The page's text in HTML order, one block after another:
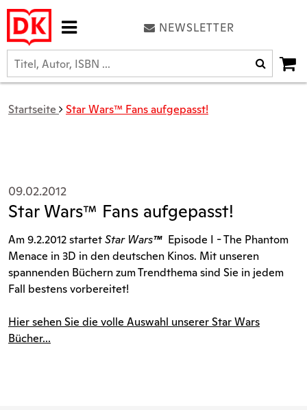
NEWSLETTER
Startseite Star Wars™ Fans aufgepasst!
09.02.2012
Star Wars™ Fans aufgepasst!
Am 9.2.2012 startetStar Wars™ Episode I - The Phantom
Menace in 3D in den deutschen Kinos. Mit unseren
spannenden Büchern zum Trendthema sind Sie in jedem
Fall bestens vorbereitet!
Hier sehen Sie die volle Auswahl unserer Star Wars
Bücher...